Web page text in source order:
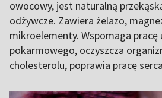
owocowy, jest naturalną
odżywcze. Zawiera żelazo,
mikroelementy. Wspomaga pracę
pokarmowego, oczyszcza
cholesterolu, poprawia pracę